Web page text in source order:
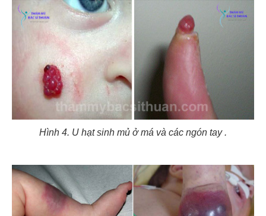
Hình 4. U hạt sinh mủ ở má và các ngón tay ​​​​.